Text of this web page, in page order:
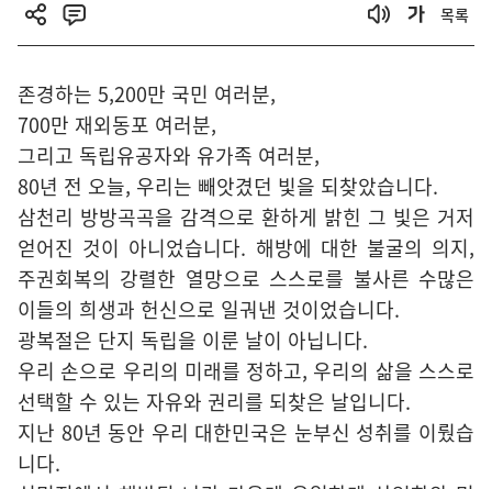
목록
존경하는 5,200만 국민 여러분,
700만 재외동포 여러분,
그리고 독립유공자와 유가족 여러분,
80년 전 오늘, 우리는 빼앗겼던 빛을 되찾았습니다.
삼천리 방방곡곡을 감격으로 환하게 밝힌 그 빛은 거저
얻어진 것이 아니었습니다. 해방에 대한 불굴의 의지,
주권회복의 강렬한 열망으로 스스로를 불사른 수많은
이들의 희생과 헌신으로 일궈낸 것이었습니다.
광복절은 단지 독립을 이룬 날이 아닙니다.
우리 손으로 우리의 미래를 정하고, 우리의 삶을 스스로
선택할 수 있는 자유와 권리를 되찾은 날입니다.
지난 80년 동안 우리 대한민국은 눈부신 성취를 이뤘습
니다.